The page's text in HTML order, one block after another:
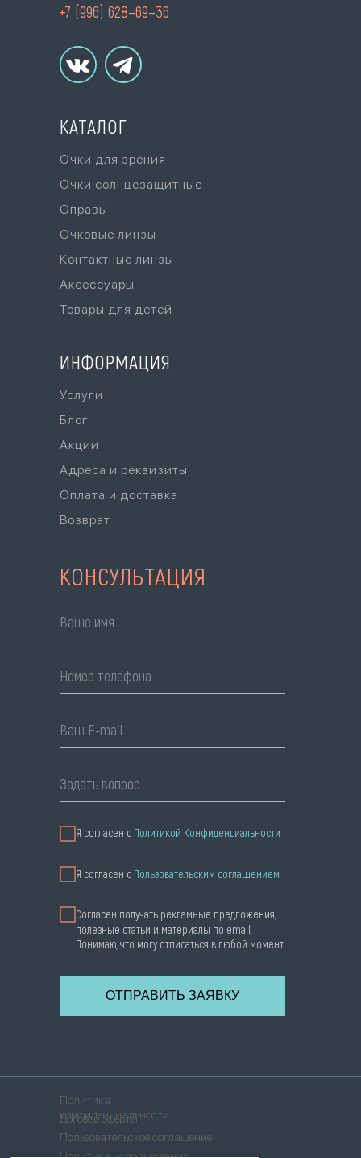
Очки для зрения
Очки солнцезащитные
Очковые линзы
Оправы
Контактные линзы
Аксессуары
Товары для детей
+7 (996) 628–69–36
ИНФОРМАЦИЯ
Услуги
КАТАЛОГ
Адреса и реквизиты
КОНСУЛЬТАЦИЯ
Ваше имя
Номер телефона
Ваш E-mail
Задать вопрос
Я согласен с Политикой Конфиденциальности
Я cогласен с Пользовательским соглашением
Согласен получать рекламные предложения,
полезные статьи и материалы по email.
Понимаю, что могу отписаться в любой момент.
ОТПРАВИТЬ ЗАЯВКУ
Оплата и доставка
Политика
конфиденциальности
Политика использования
Пользовательское соглашение
Договор оферты
Возврат
Блог
Акции